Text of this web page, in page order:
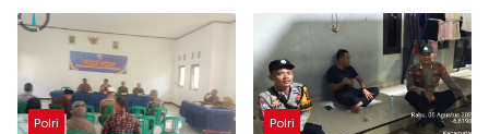
Kemerdekaan RI
Seputaran Jalan Sunan
Kalijaga
Polri Polri